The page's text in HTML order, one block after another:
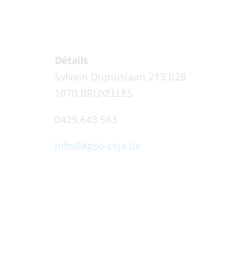
Détails
Sylvain Dupuislaan 213 b28
1070 BRUXELLES
0429.643.583
info@kgso-ceja.be